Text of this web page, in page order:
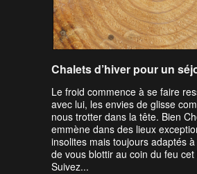
Le froid commence à se faire
avec lui, les envies de glisse
nous trotter dans la tête. Bien
emmène dans des lieux
insolites mais toujours adaptés
de vous blottir au coin du feu cet
Suivez...